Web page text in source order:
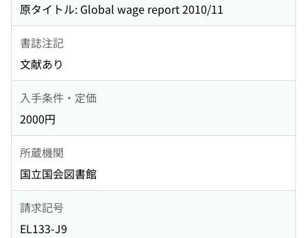
原タイトル: Global wage report 2010/11
書誌注記
文献あり
入手条件・定価
2000円
所蔵機関
国立国会図書館
請求記号
EL133-J9